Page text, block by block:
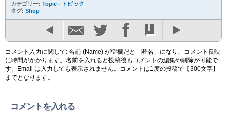
カテゴリー: Topic - トピック
タグ: Shop
コメント入力に関して: 名前 (Name) が空欄だと「匿名」になり、コメント反映
に時間がかかります。名前を入れると投稿後もコメントの編集や削除が可能で
す。Email は入力しても表示されません。コメントは1度の投稿で【300文字】
までとなります。
コメントを入れる